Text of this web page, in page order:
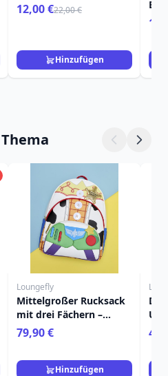
12,00 €22,00 €
Hinzufügen
Loungefly
Mittelgroßer Rucksack
mit drei Fächern –
Disney-Pixar Loungefly
Toy Story 5
79,90 €
Hinzufügen